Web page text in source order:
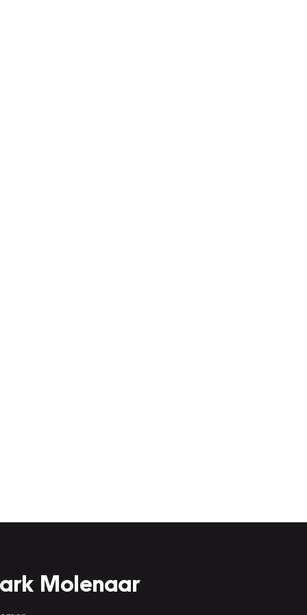
Molenaar